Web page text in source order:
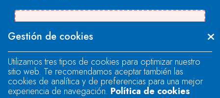
"text".
Se produjo un error al cargar el campo
"text".
Gestión de cookies
Utilizamos tres tipos de cookies para optimizar nuestro
sitio web. Te recomendamos aceptar también las
cookies de analítica y de preferencias para una mejor
experiencia de navegación. Política de cookies